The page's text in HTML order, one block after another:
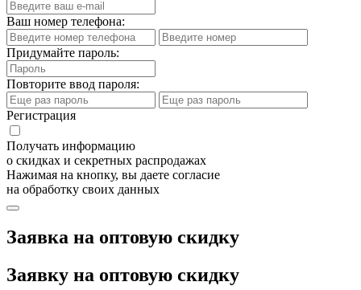
Ваш номер телефона:
Придумайте пароль:
Повторите ввод пароля:
Регистрация
Получать информацию
о скидках и секретных распродажах
Нажимая на кнопку, вы даете согласие
на обработку своих данных
Заявка на оптовую скидку
Заявку на оптовую скидку